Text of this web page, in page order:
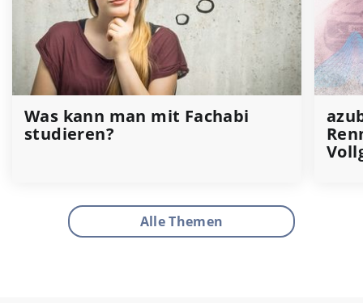
Was kann man mit Fachabi
studieren?
Alle Themen